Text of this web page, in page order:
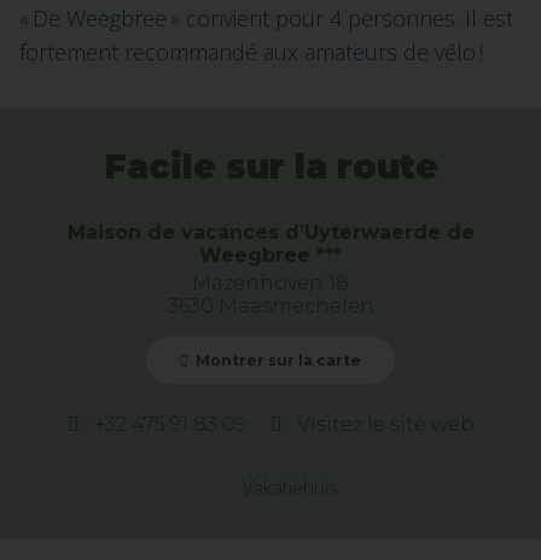
« De Weegbree » convient pour 4 personnes. Il est
fortement recommandé aux amateurs de vélo !
Facile sur la route
Maison de vacances d’Uyterwaerde de
Weegbree ***
Mazenhoven 18
3630 Maasmechelen
Montrer sur la carte
+32 475 91 83 09 Visitez le site web
Vakatiehuis